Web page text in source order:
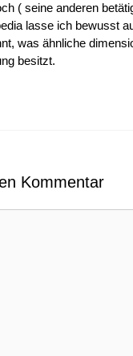
( seine anderen
lasse ich bewusst
was ähnliche
besitzt.
Kommentar